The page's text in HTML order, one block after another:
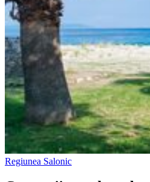
Regiunea Salonic